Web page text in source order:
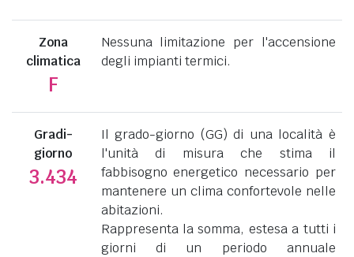
Zona
climatica
F
Nessuna limitazione per l'accensione
degli impianti termici.
Gradi-
giorno
3.434
Il grado-giorno (GG) di una località è
l'unità di misura che stima il
fabbisogno energetico necessario per
mantenere un clima confortevole nelle
abitazioni.
Rappresenta la somma, estesa a tutti i
giorni di un periodo annuale